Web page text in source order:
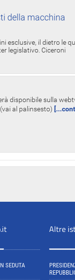
della macchina
esclusive, il dietro le
legislativo. Ciceroni
disponibile sulla
al palinsesto)
SEDUTA
Altre